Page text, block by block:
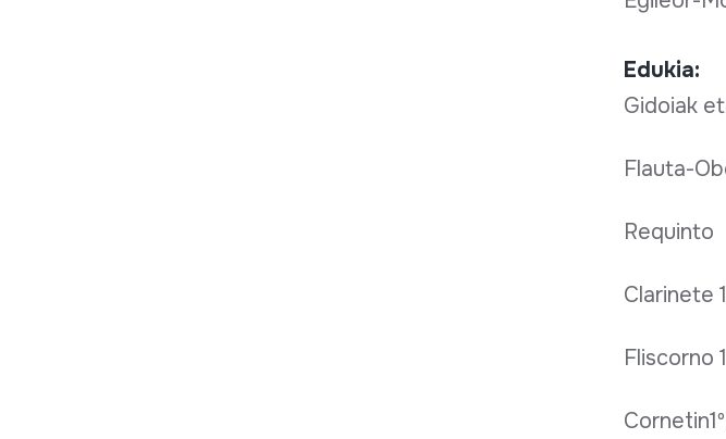
Edukia:
Gidoiak
Flauta-
Requinto
Clarinete
Fliscorno